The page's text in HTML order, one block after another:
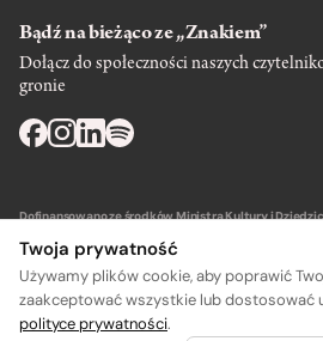
Bądź na bieżąco ze „Znakiem”
Dołącz do społeczności naszych
gronie
Dofinansowano ze środków Ministra Kultury i
Twoja prywatność
Używamy plików cookie, aby poprawić
zaakceptować wszystkie lub dostosować
polityce prywatności.